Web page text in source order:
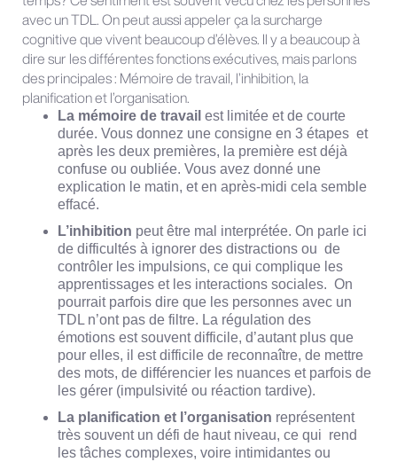
avec un TDL. On peut aussi appeler ça la surcharge
cognitive que vivent beaucoup d’élèves. Il y a beaucoup à
dire sur les différentes fonctions exécutives, mais parlons
des principales : Mémoire de travail, l’inhibition, la
planification et l’organisation.
La mémoire de travail est limitée et de courte
durée. Vous donnez une consigne en 3 étapes et
après les deux premières, la première est déjà
confuse ou oubliée. Vous avez donné une
explication le matin, et en après-midi cela semble
effacé.
L’inhibition peut être mal interprétée. On parle ici
de difficultés à ignorer des distractions ou de
contrôler les impulsions, ce qui complique les
apprentissages et les interactions sociales. On
pourrait parfois dire que les personnes avec un
TDL n’ont pas de filtre. La régulation des
émotions est souvent difficile, d’autant plus que
pour elles, il est difficile de reconnaître, de mettre
des mots, de différencier les nuances et parfois de
les gérer (impulsivité ou réaction tardive).
La planification et l’organisation représentent
très souvent un défi de haut niveau, ce qui rend
les tâches complexes, voire intimidantes ou